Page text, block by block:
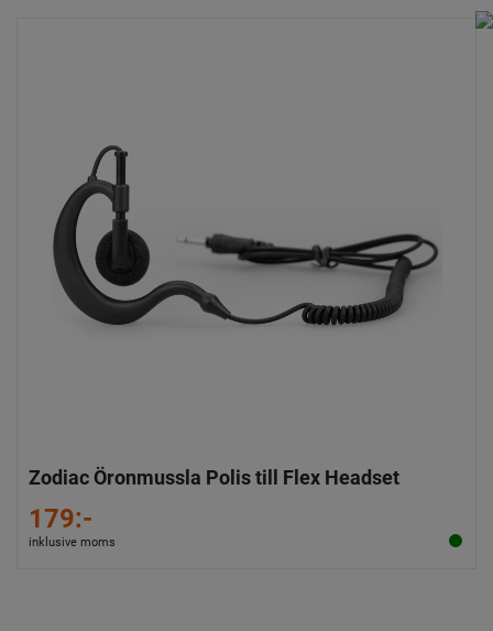
Zodiac Öronmussla Polis till Flex Headset
179:-
inklusive moms